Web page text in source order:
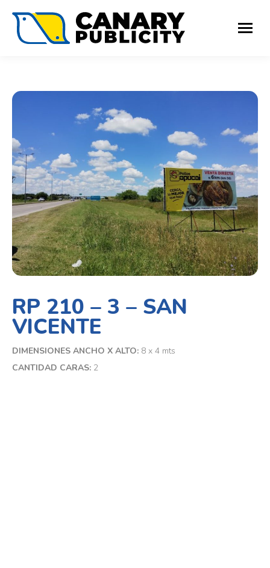
RP 210 – 3 – SAN
VICENTE
DIMENSIONES ANCHO X ALTO: 8 x 4 mts
CANTIDAD CARAS: 2